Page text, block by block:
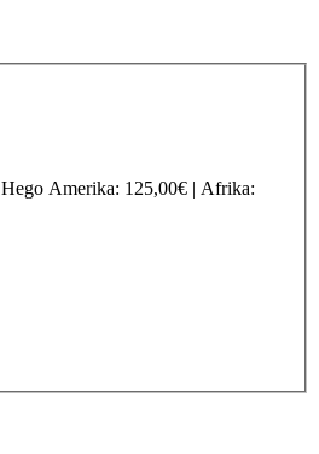
Hego Amerika: 125,00€ | Afrika: